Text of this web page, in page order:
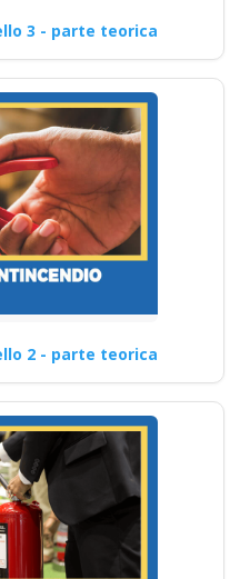
3 - parte teorica
2 - parte teorica